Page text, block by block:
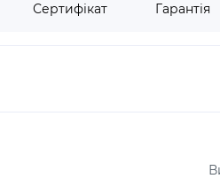
Сертифікат Гарантія